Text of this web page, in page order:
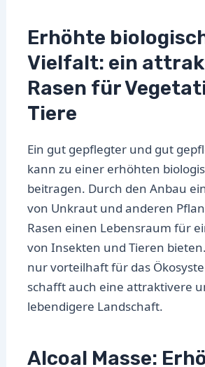
Erhöhte
Vielfalt: ein
Rasen für
Tiere
Ein gut gepflegter und gut
kann zu einer erhöhten
beitragen. Durch den Anbau
von Unkraut und anderen
Rasen einen Lebensraum für
von Insekten und Tieren
nur vorteilhaft für das
schafft auch eine attraktivere
lebendigere Landschaft.
Alcoal Masse: